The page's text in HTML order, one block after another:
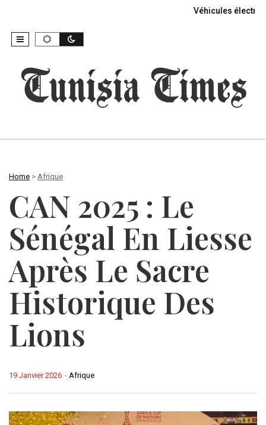
Véhicules
Home > Afrique
CAN 2025 : Le
Sénégal En Liesse
Après Le Sacre
Historique Des
Lions
- Afrique
19 Janvier 2026